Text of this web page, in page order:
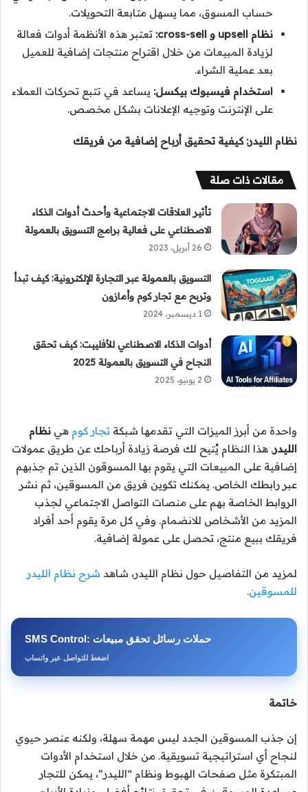
حساب المسوق، مما يسهل متابعة التحويلات.
نظام upsell و cross-sell:
تعتبر هذه الأنظمة أدوات فعالة
لزيادة المبيعات من خلال اقتراح منتجات إضافية للعميل
بعد عملية الشراء.
استخدام فيسبوك بيكسل: يساعد في تتبع تحركات العملاء
على الإنترنت وتوجيه الإعلانات بشكل مخصص.
نظام الليدر: كيفية تحقيق أرباح إضافية من فريقك
مقالات ذات صلة
تأثير العلاقات الاجتماعية وأحدث أدوات الذكاء
الاصطناعي على فعالية برامج التسويق بالعمولة
26 أبريل، 2023
التسويق بالعمولة عبر التجارة الإلكترونية: كيف تبدأ
وتربح مع تجار كوم وأمازون
1 ديسمبر، 2024
أدوات الذكاء الاصطناعي للأفلييت: كيف تحقق
النجاح في التسويق بالعمولة 2025
2 يونيو، 2025
واحدة من أبرز الميزات التي تقدمها شبكة تجار كوم هي نظام
الليدر. هذا النظام يُتيح لك فرصة زيادة أرباحك عن طريق عمولات
إضافية على المبيعات التي يقوم بها المسوقون الذين تم جذبهم
عبر رابطك الخاص. يمكنك تكوين فريق من المسوقين، ثم نشر
الروابط الخاصة بهم على منصات التواصل الاجتماعي لجذب
المزيد من الأشخاص للانضمام. وفي كل مرة يقوم أحد أفراد
فريقك ببيع منتج، تحصل على عمولة إضافية.
لمزيد من التفاصيل حول نظام الليدر، شاهد شرح نظام الليدر
للمسوقين.
SMS Control: حملات رسائل تحقق مبيعات
اضغط للتواصل عبر واتساب
خاتمة
إن جذب المسوقين الجدد ليس مهمة سهلة، ولكنه عنصر حيوي
لنجاح أي استراتيجية تسويقية. من خلال استخدام الأدوات
المبتكرة مثل صفحات الهبوط ونظام “الليدر”، يمكن للتجار